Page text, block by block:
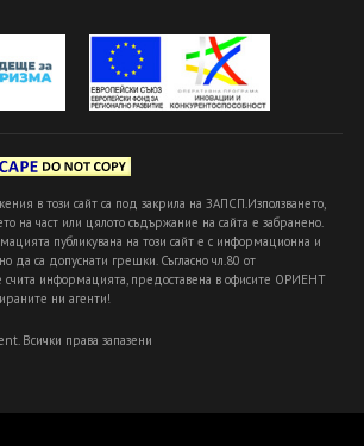
в този сайт са под закрила на ЗАПСП.Използването,
на част или цялото съдържание на сайта е забранено.
публикувана на този сайт е с информационна и
да са допуснати грешки. Съгласно чл.80 от
счита информацията, предоставена в офисите ОРИЕНТ
ни агенти!
Всички права запазени